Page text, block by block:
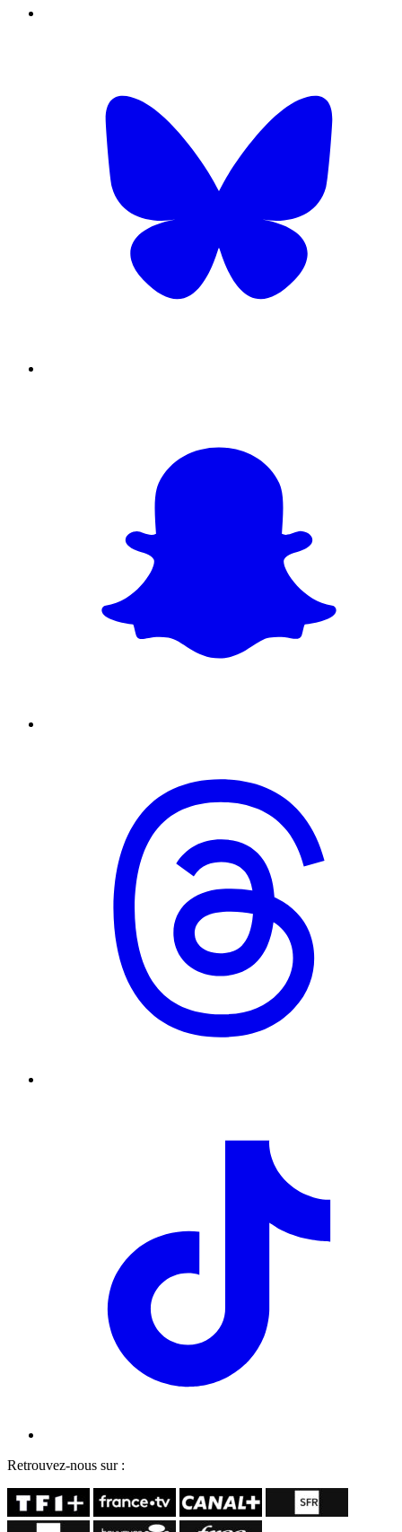
Retrouvez-nous sur :